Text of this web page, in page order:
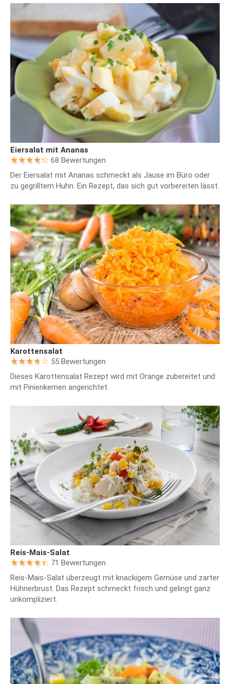
Eiersalat mit Ananas
68 Bewertungen
Der Eiersalat mit Ananas schmeckt als Jause im Büro oder
zu gegrilltem Huhn. Ein Rezept, das sich gut vorbereiten lässt.
Karottensalat
55 Bewertungen
Dieses Karottensalat Rezept wird mit Orange zubereitet und
mit Pinienkernen angerichtet.
Reis-Mais-Salat
71 Bewertungen
Reis-Mais-Salat überzeugt mit knackigem Gemüse und zarter
Hühnerbrust. Das Rezept schmeckt frisch und gelingt ganz
unkompliziert.